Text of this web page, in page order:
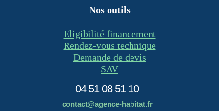
Nos outils
Eligibilité financement
Rendez-vous technique
Demande de devis
SAV
04 51 08 51 10
contact@agence-habitat.fr